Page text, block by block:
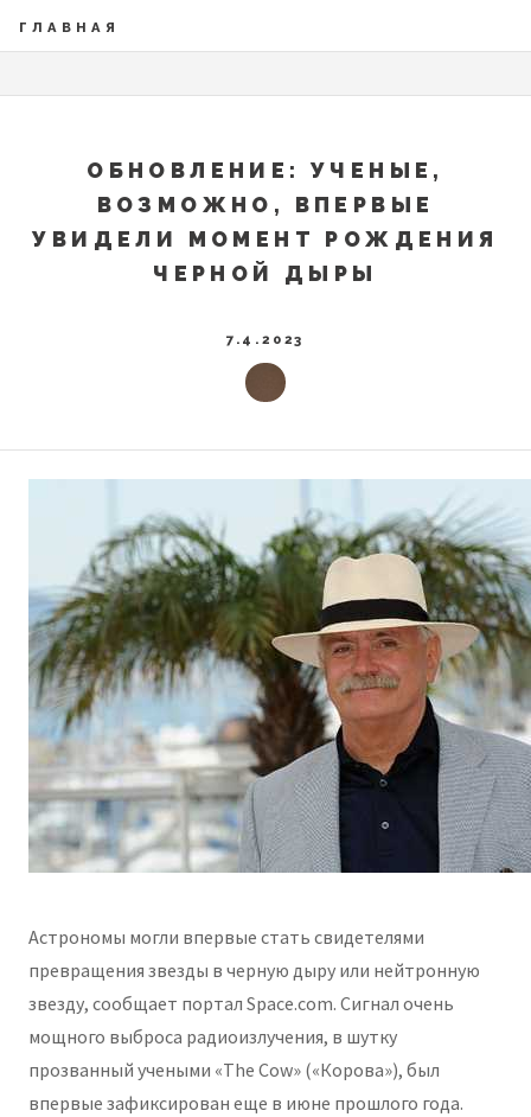
ГЛАВНАЯ
ОБНОВЛЕНИЕ: УЧЕНЫЕ,
ВОЗМОЖНО, ВПЕРВЫЕ
УВИДЕЛИ МОМЕНТ РОЖДЕНИЯ
ЧЕРНОЙ ДЫРЫ
7.4.2023
Астрономы могли впервые стать свидетелями
превращения звезды в черную дыру или нейтронную
звезду, сообщает портал Space.com. Сигнал очень
мощного выброса радиоизлучения, в шутку
прозванный учеными «The Cow» («Корова»), был
впервые зафиксирован еще в июне прошлого года.